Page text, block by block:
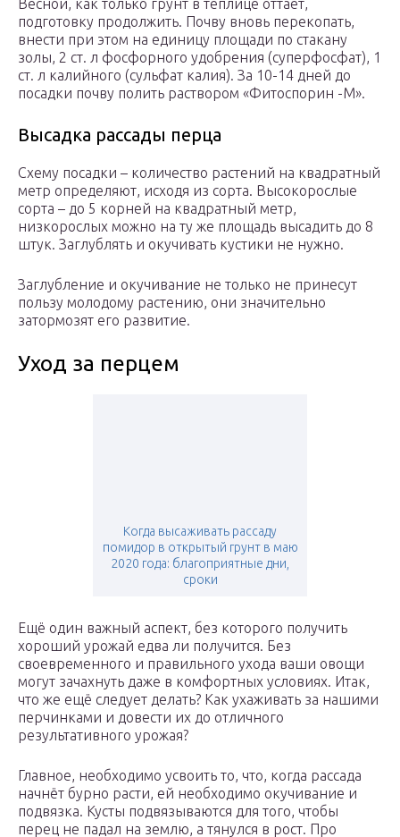
Весной, как только грунт в теплице оттает,
подготовку продолжить. Почву вновь перекопать,
внести при этом на единицу площади по стакану
золы, 2 ст. л фосфорного удобрения (суперфосфат), 1
ст. л калийного (сульфат калия). За 10-14 дней до
посадки почву полить раствором «Фитоспорин -М».
Высадка рассады перца
Схему посадки – количество растений на квадратный
метр определяют, исходя из сорта. Высокорослые
сорта – до 5 корней на квадратный метр,
низкорослых можно на ту же площадь высадить до 8
штук. Заглублять и окучивать кустики не нужно.
Заглубление и окучивание не только не принесут
пользу молодому растению, они значительно
затормозят его развитие.
Уход за перцем
Когда высаживать рассаду
помидор в открытый грунт в маю
2020 года: благоприятные дни,
сроки
Ещё один важный аспект, без которого получить
хороший урожай едва ли получится. Без
своевременного и правильного ухода ваши овощи
могут зачахнуть даже в комфортных условиях. Итак,
что же ещё следует делать? Как ухаживать за нашими
перчинками и довести их до отличного
результативного урожая?
Главное, необходимо усвоить то, что, когда рассада
начнёт бурно расти, ей необходимо окучивание и
подвязка. Кусты подвязываются для того, чтобы
перец не падал на землю, а тянулся в рост. Про